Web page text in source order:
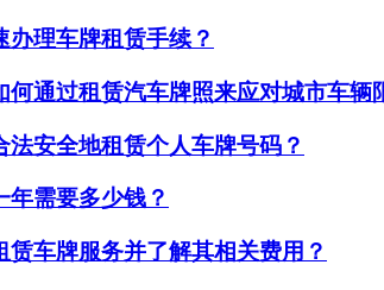
理车牌租赁手续？
通过租赁汽车牌照来应对城市车辆
安全地租赁个人车牌号码？
需要多少钱？
车牌服务并了解其相关费用？